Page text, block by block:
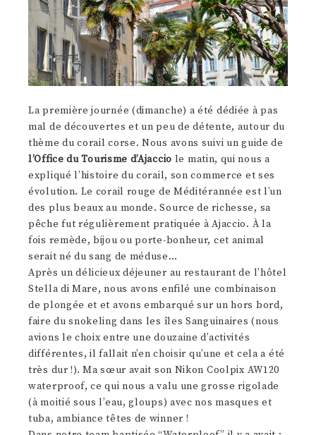
La première journée (dimanche) a été dédiée à pas
mal de découvertes et un peu de détente, autour du
thème du corail corse. Nous avons suivi un guide de
l’Office du Tourisme d’Ajaccio le matin, qui nous a
expliqué l’histoire du corail, son commerce et ses
évolution. Le corail rouge de Méditérannée est l’un
des plus beaux au monde. Source de richesse, sa
pêche fut régulièrement pratiquée à Ajaccio. À la
fois remède, bijou ou porte-bonheur, cet animal
serait né du sang de méduse…
Après un délicieux déjeuner au restaurant de l’hôtel
Stella di Mare, nous avons enfilé une combinaison
de plongée et et avons embarqué sur un hors bord,
faire du snokeling dans les îles Sanguinaires (nous
avions le choix entre une douzaine d’activités
différentes, il fallait n’en choisir qu’une et cela a été
très dur !). Ma sœur avait son Nikon Coolpix AW120
waterproof, ce qui nous a valu une grosse rigolade
(à moitié sous l’eau, gloups) avec nos masques et
tuba, ambiance têtes de winner !